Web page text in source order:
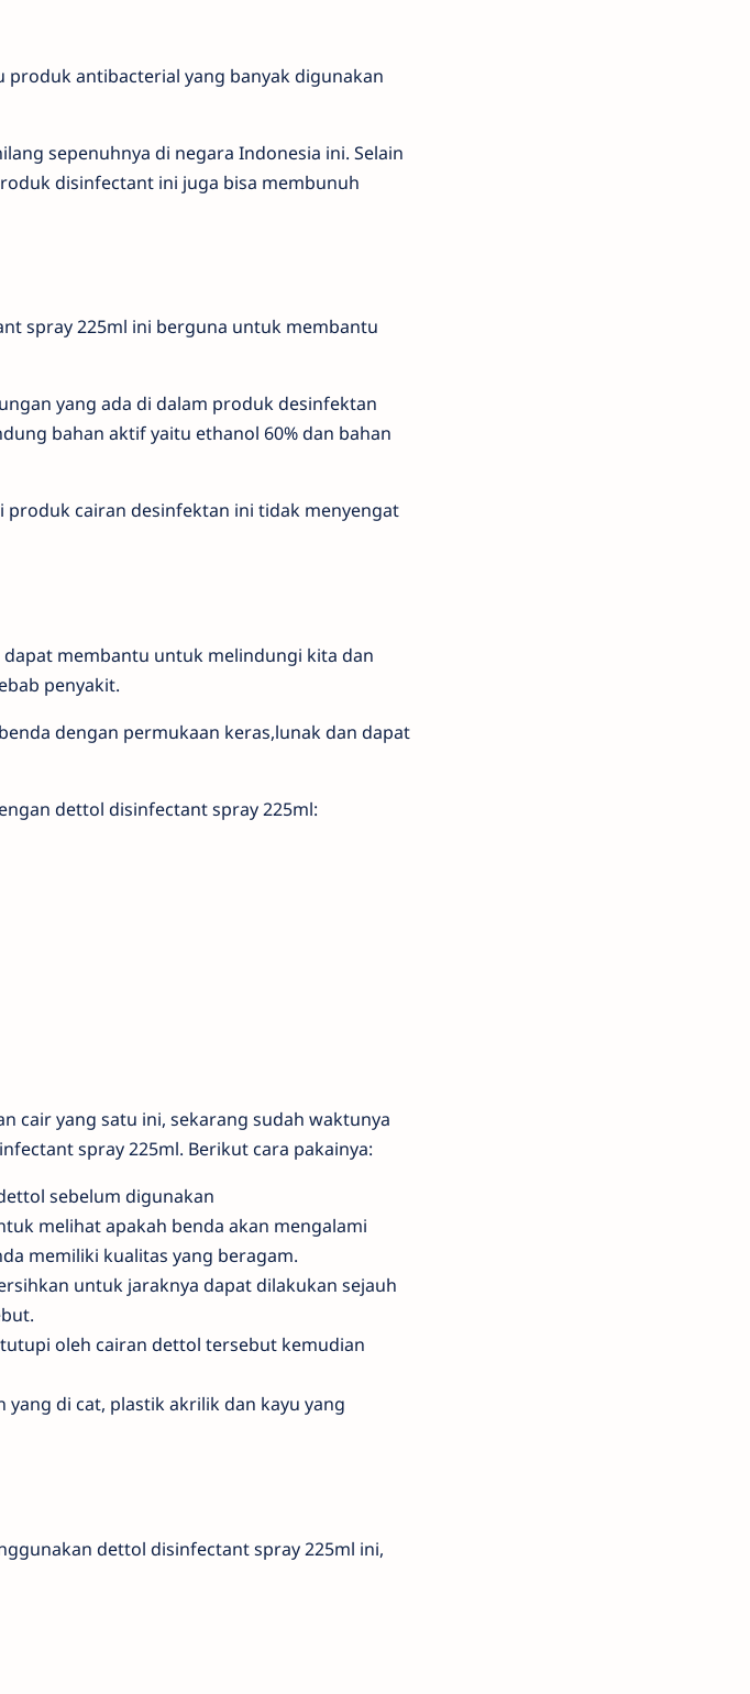
antibacterial yang banyak digunakan
sepenuhnya di negara Indonesia ini. Selain
disinfectant ini juga bisa membunuh
spray 225ml ini berguna untuk membantu
yang ada di dalam produk desinfektan
bahan aktif yaitu ethanol 60% dan bahan
cairan desinfektan ini tidak menyengat
membantu untuk melindungi kita dan
penyakit.
dengan permukaan keras,lunak dan dapat
dettol disinfectant spray 225ml:
cair yang satu ini, sekarang sudah waktunya
spray 225ml. Berikut cara pakainya:
sebelum digunakan
melihat apakah benda akan mengalami
memiliki kualitas yang beragam.
untuk jaraknya dapat dilakukan sejauh
oleh cairan dettol tersebut kemudian
di cat, plastik akrilik dan kayu yang
dettol disinfectant spray 225ml ini,